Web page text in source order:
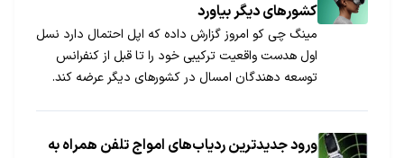
کشورهای دیگر بیاورد
مینگ چی کو امروز گزارش داده که اپل احتمال دارد نسل
اول هدست واقعیت ترکیبی خود را تا قبل از کنفرانس
توسعه دهندگان امسال در کشورهای دیگر عرضه کند.
ورود جدیدترین ردیاب‌های امواج تلفن همراه به